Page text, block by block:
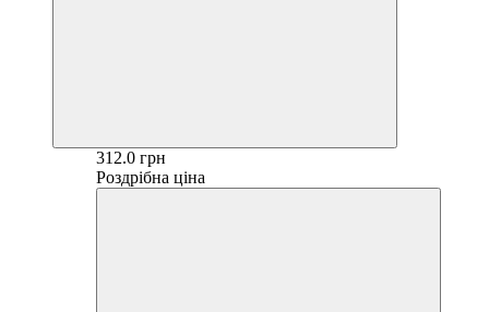
312.0 грн
Роздрібна ціна